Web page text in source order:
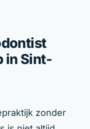
in Sint-
zonder